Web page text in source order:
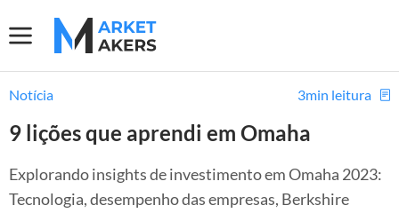
Notícia 3min leitura
9 lições que aprendi em Omaha
Explorando insights de investimento em Omaha 2023:
Tecnologia, desempenho das empresas, Berkshire